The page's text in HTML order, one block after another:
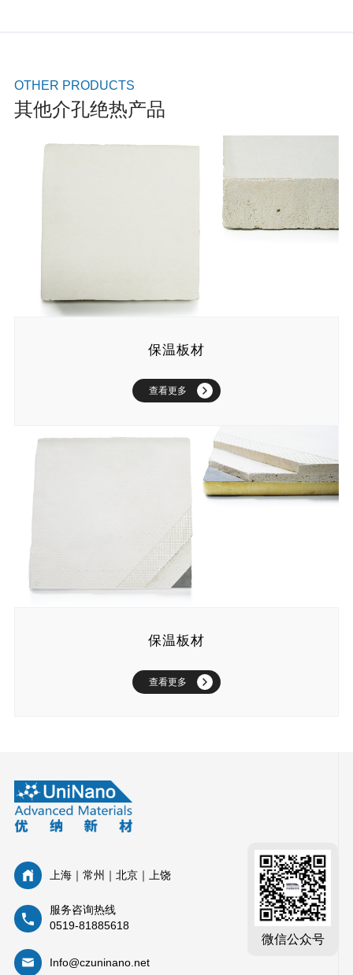
OTHER PRODUCTS
其他介孔绝热产品
保温板材
查看更多
保温板材
查看更多
上海｜常州｜北京｜上饶
服务咨询热线
0519-81885618
Info@czuninano.net
微信公众号